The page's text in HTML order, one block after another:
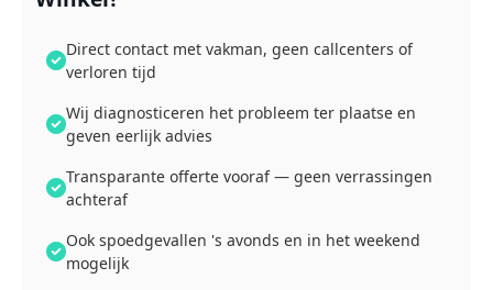
Direct contact met vakman, geen callcenters of
verloren tijd
Wij diagnosticeren het probleem ter plaatse en
geven eerlijk advies
Transparante offerte vooraf — geen verrassingen
achteraf
Ook spoedgevallen 's avonds en in het weekend
mogelijk